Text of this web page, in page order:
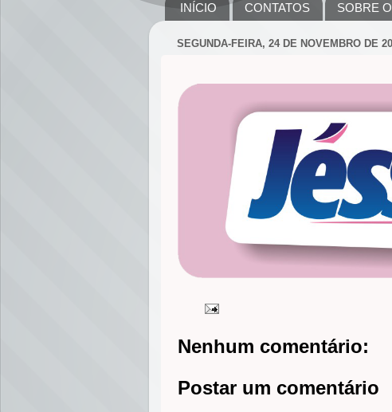
INÍCIO CONTATOS SOBRE
SEGUNDA-FEIRA, 24 DE NOVEMBRO DE
Nenhum comentário:
Postar um comentário